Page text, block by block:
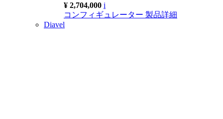
¥ 2,704,000 i
コンフィギュレーター 製品詳細
Diavel